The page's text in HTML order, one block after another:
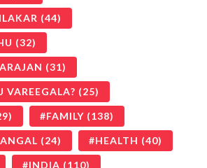
(44)
(32)
(31)
VAREEGALA? (25)
FAMILY (138)
(24) HEALTH (40)
INDIA (110)